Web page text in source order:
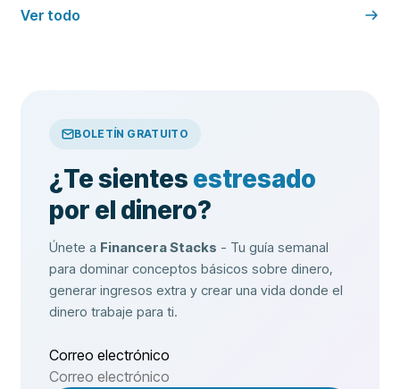
Ver todo
BOLETÍN GRATUITO
¿Te sientes estresado
por el dinero?
Únete a Financera Stacks - Tu guía semanal
para dominar conceptos básicos sobre dinero,
generar ingresos extra y crear una vida donde el
dinero trabaje para ti.
Correo electrónico